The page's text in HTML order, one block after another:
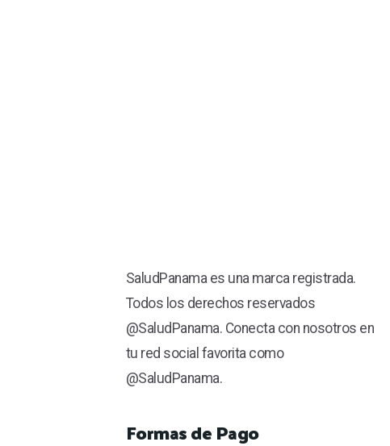
SaludPanama es una marca registrada.
Todos los derechos reservados
@SaludPanama. Conecta con nosotros en
tu red social favorita como
@SaludPanama.
Formas de Pago